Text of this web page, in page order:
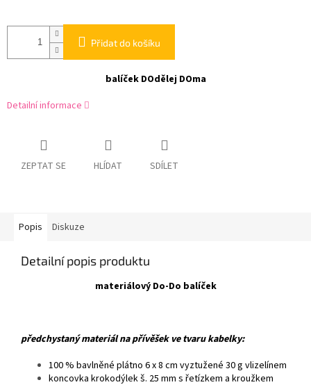
Přidat do košíku
balíček DOdělej DOma
Detailní informace
ZEPTAT SE HLÍDAT SDÍLET
Popis Diskuze
Detailní popis produktu
materiálový Do-Do balíček
předchystaný materiál na přívěšek ve tvaru kabelky:
100 % bavlněné plátno 6 x 8 cm vyztužené 30 g vlizelínem
koncovka krokodýlek š. 25 mm s řetízkem a kroužkem